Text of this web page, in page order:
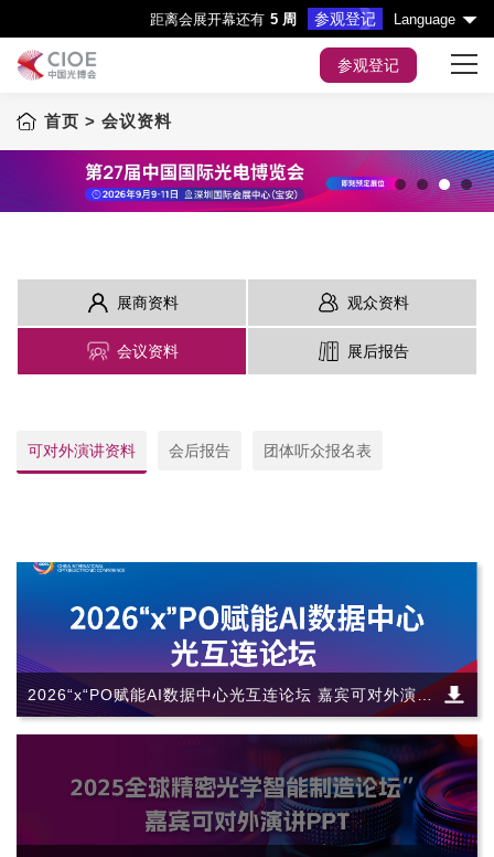
参观登记
距离会展开幕还有 5 周 参观登记 Language
首页
展会主题
会议&活动
展会指引
首页 > 会议资料
展商资料 观众资料
会议资料 展后报告
可对外演讲资料 会后报告 团体听众报名表
2026“x“PO赋能AI数据中心光互连论坛 嘉宾可对外演讲
资料